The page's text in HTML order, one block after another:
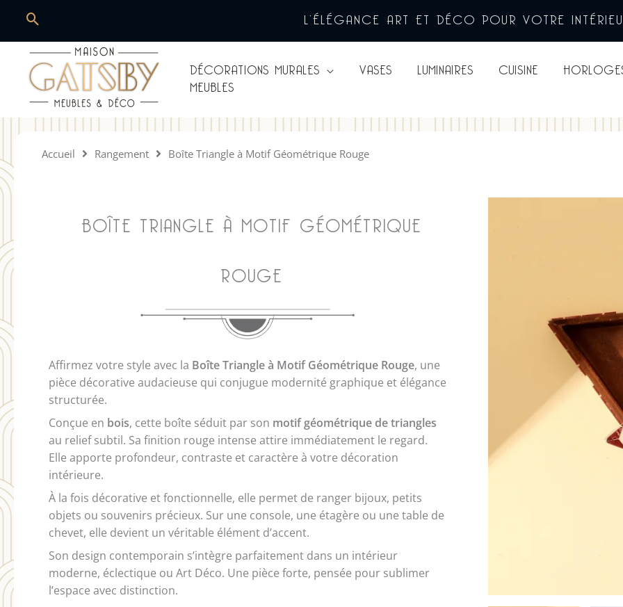
contenu
Rechercher L’ÉLÉGANCE ART ET DÉCO POUR VOTRE
DÉCORATIONS MURALES VASES LUMINAIRES CUISINE
MEUBLES
Accueil Rangement Boîte Triangle à Motif Géométrique Rouge
BOÎTE TRIANGLE À MOTIF GÉOMÉTRIQUE
ROUGE
Affirmez votre style avec la Boîte Triangle à Motif Géométrique Rouge, une
pièce décorative audacieuse qui conjugue modernité graphique et élégance
structurée.
Conçue en bois, cette boîte séduit par son motif géométrique de triangles
au relief subtil. Sa finition rouge intense attire immédiatement le regard.
Elle apporte profondeur, contraste et caractère à votre décoration
intérieure.
À la fois décorative et fonctionnelle, elle permet de ranger bijoux, petits
objets ou souvenirs précieux. Sur une console, une étagère ou une table de
chevet, elle devient un véritable élément d’accent.
Son design contemporain s’intègre parfaitement dans un intérieur
moderne, éclectique ou Art Déco. Une pièce forte, pensée pour sublimer
l’espace avec distinction.